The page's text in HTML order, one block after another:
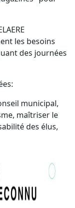
les besoins
des journées
municipal,
maîtriser le
des élus,